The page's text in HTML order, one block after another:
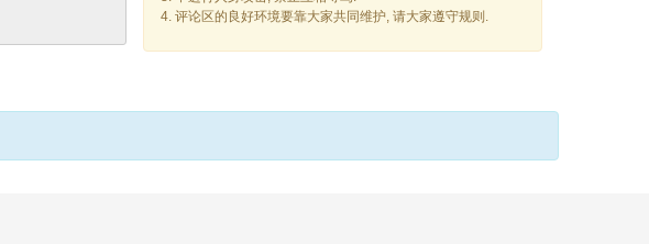
4. 评论区的良好环境要靠大家共同维护, 请大家遵守规则.